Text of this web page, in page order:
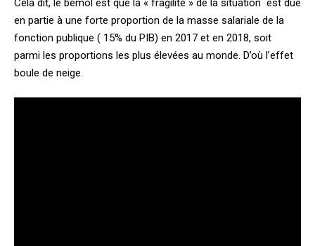
en partie à une forte proportion de la masse salariale de la
fonction publique ( 15% du PIB) en 2017 et en 2018, soit
parmi les proportions les plus élevées au monde. D’où l’effet
boule de neige.